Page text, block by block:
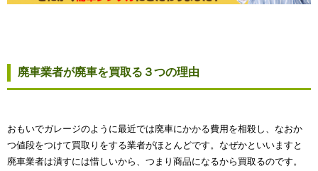
廃車業者が廃車を買取る３つの理由
おもいでガレージのように最近では廃車にかかる費用を相殺し、なおか
つ値段をつけて買取りをする業者がほとんどです。なぜかといいますと
廃車業者は潰すには惜しいから、つまり商品になるから買取るのです。